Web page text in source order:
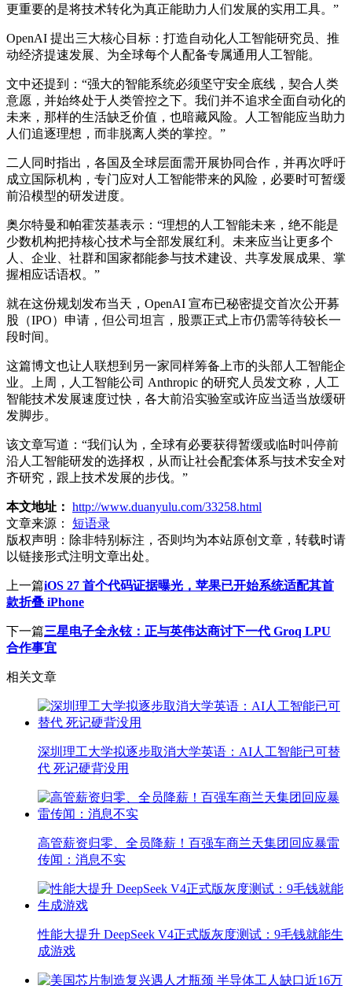
更重要的是将技术转化为真正能助力人们发展的实用工具。”
OpenAI 提出三大核心目标：打造自动化人工智能研究员、推
动经济提速发展、为全球每个人配备专属通用人工智能。
文中还提到：“强大的智能系统必须坚守安全底线，契合人类
意愿，并始终处于人类管控之下。我们并不追求全面自动化的
未来，那样的生活缺乏价值，也暗藏风险。人工智能应当助力
人们追逐理想，而非脱离人类的掌控。”
二人同时指出，各国及全球层面需开展协同合作，并再次呼吁
成立国际机构，专门应对人工智能带来的风险，必要时可暂缓
前沿模型的研发进度。
奥尔特曼和帕霍茨基表示：“理想的人工智能未来，绝不能是
少数机构把持核心技术与全部发展红利。未来应当让更多个
人、企业、社群和国家都能参与技术建设、共享发展成果、掌
握相应话语权。”
就在这份规划发布当天，OpenAI 宣布已秘密提交首次公开募
股（IPO）申请，但公司坦言，股票正式上市仍需等待较长一
段时间。
这篇博文也让人联想到另一家同样筹备上市的头部人工智能企
业。上周，人工智能公司 Anthropic 的研究人员发文称，人工
智能技术发展速度过快，各大前沿实验室或许应当适当放缓研
发脚步。
该文章写道：“我们认为，全球有必要获得暂缓或临时叫停前
沿人工智能研发的选择权，从而让社会配套体系与技术安全对
齐研究，跟上技术发展的步伐。”
本文地址： http://www.duanyulu.com/33258.html
文章来源：
短语录
版权声明： 除非特别标注，否则均为本站原创文章，转载时请
以链接形式注明文章出处。
上一篇iOS 27 首个代码证据曝光，苹果已开始系统适配其首
款折叠 iPhone
下一篇三星电子全永铉：正与英伟达商讨下一代 Groq LPU
合作事宜
相关文章
深圳理工大学拟逐步取消大学英语：AI人工智能已可替
代 死记硬背没用
高管薪资归零、全员降薪！百强车商兰天集团回应暴雷
传闻：消息不实
性能大提升 DeepSeek V4正式版灰度测试：9毛钱就能生
成游戏